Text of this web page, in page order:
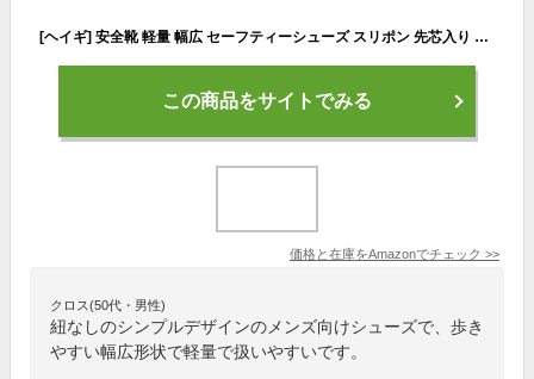
[ヘイギ] 安全靴 軽量 幅広 セーフティーシューズ スリポン 先芯入り CM-1703 メンズ ブラック 26.5 cm 4E
この商品をサイトでみる
価格と在庫をAmazonでチェック >>
クロス(50代・男性)
紐なしのシンプルデザインのメンズ向けシューズで、歩き
やすい幅広形状で軽量で扱いやすいです。